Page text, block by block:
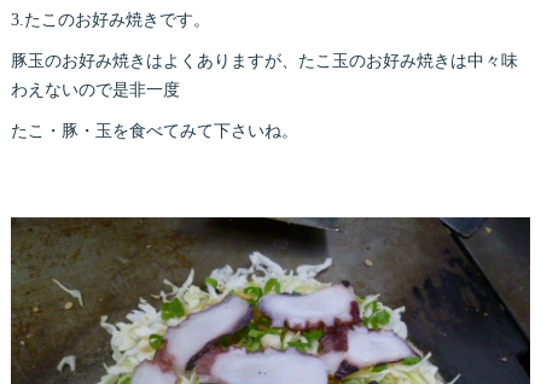
3.たこのお好み焼きです。
豚玉のお好み焼きはよくありますが、たこ玉のお好み焼きは中々味
わえないので是非一度
たこ・豚・玉を食べてみて下さいね。